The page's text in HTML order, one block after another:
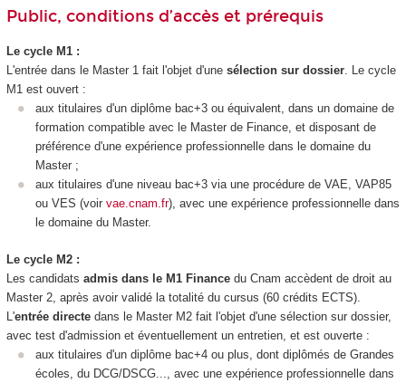
Public, conditions d’accès et prérequis
Le cycle M1 :
L'entrée dans le Master 1 fait l'objet d'une sélection sur dossier. Le cycle
M1 est ouvert :
aux titulaires d'un diplôme bac+3 ou équivalent, dans un domaine de
formation compatible avec le Master de Finance, et disposant de
préférence d'une expérience professionnelle dans le domaine du
Master ;
aux titulaires d'une niveau bac+3 via une procédure de VAE, VAP85
ou VES (voir vae.cnam.fr), avec une expérience professionnelle dans
le domaine du Master.
Le cycle M2 :
Les candidats admis dans le M1 Financedu Cnam accèdent de droit au
Master 2, après avoir validé la totalité du cursus (60 crédits ECTS).
L'entrée directedans le Master M2 fait l'objet d'une sélection sur dossier,
avec test d'admission et éventuellement un entretien, et est ouverte :
aux titulaires d'un diplôme bac+4 ou plus, dont diplômés de Grandes
écoles, du DCG/DSCG..., avec une expérience professionnelle dans